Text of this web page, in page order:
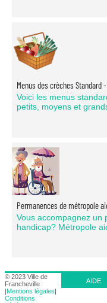
Menus des crèches Standard
Voici les menus
petits, moyens et
Permanences de métropole
Vous accompagnez un
handicap? Métropole
© 2023 Ville de
Francheville
Mentions légales
Conditions
AIDE